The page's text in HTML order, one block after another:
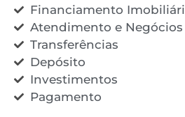
Financiamento
Atendimento e Negócios
Transferências
Depósito
Investimentos
Pagamento